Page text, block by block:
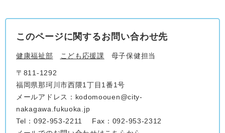
このページに関するお問い合わせ先
健康福祉部 こども応援課 母子保健担当
〒811-1292
福岡県那珂川市西隈1丁目1番1号
メールアドレス：kodomoouen@city-
nakagawa.fukuoka.jp
Tel：092-953-2211
Fax：092-953-2312